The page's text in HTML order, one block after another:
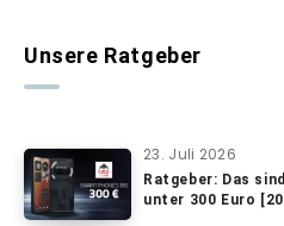
Unsere Ratgeber
23. Juli 2026
Ratgeber: Das
unter 300 Euro